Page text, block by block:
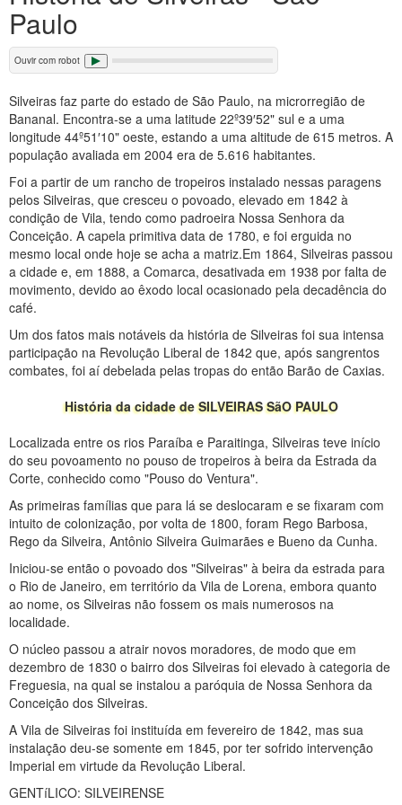
Paulo
Ouvir com robot
Silveiras faz parte do estado de São Paulo, na microrregião de
Bananal. Encontra-se a uma latitude 22º39′52" sul e a uma
longitude 44º51′10" oeste, estando a uma altitude de 615 metros. A
população avaliada em 2004 era de 5.616 habitantes.
Foi a partir de um rancho de tropeiros instalado nessas paragens
pelos Silveiras, que cresceu o povoado, elevado em 1842 à
condição de Vila, tendo como padroeira Nossa Senhora da
Conceição. A capela primitiva data de 1780, e foi erguida no
mesmo local onde hoje se acha a matriz.Em 1864, Silveiras passou
a cidade e, em 1888, a Comarca, desativada em 1938 por falta de
movimento, devido ao êxodo local ocasionado pela decadência do
café.
Um dos fatos mais notáveis da história de Silveiras foi sua intensa
participação na Revolução Liberal de 1842 que, após sangrentos
combates, foi aí debelada pelas tropas do então Barão de Caxias.
História da cidade de SILVEIRAS SãO PAULO
Localizada entre os rios Paraíba e Paraitinga, Silveiras teve início
do seu povoamento no pouso de tropeiros à beira da Estrada da
Corte, conhecido como "Pouso do Ventura".
As primeiras famílias que para lá se deslocaram e se fixaram com
intuito de colonização, por volta de 1800, foram Rego Barbosa,
Rego da Silveira, Antônio Silveira Guimarães e Bueno da Cunha.
Iniciou-se então o povoado dos "Silveiras" à beira da estrada para
o Rio de Janeiro, em território da Vila de Lorena, embora quanto
ao nome, os Silveiras não fossem os mais numerosos na
localidade.
O núcleo passou a atrair novos moradores, de modo que em
dezembro de 1830 o bairro dos Silveiras foi elevado à categoria de
Freguesia, na qual se instalou a paróquia de Nossa Senhora da
Conceição dos Silveiras.
A Vila de Silveiras foi instituída em fevereiro de 1842, mas sua
instalação deu-se somente em 1845, por ter sofrido intervenção
Imperial em virtude da Revolução Liberal.
GENTíLICO: SILVEIRENSE